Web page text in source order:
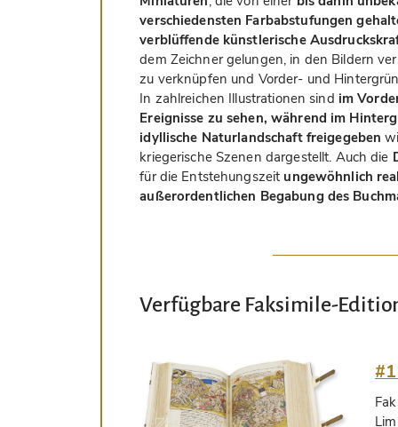
verschiedensten Farbabstufungen
verblüffende künstlerische
dem Zeichner gelungen, in den Bildern
zu verknüpfen und Vorder- und
In zahlreichen Illustrationen sind im
Ereignisse zu sehen, während im
idyllische Naturlandschaft freigegeben
kriegerische Szenen dargestellt. Auch die
für die Entstehungszeit ungewöhnlich
außerordentlichen Begabung des
Verfügbare Faksimile-